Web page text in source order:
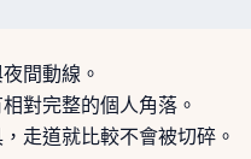
間動線。
對完整的個人角落。
走道就比較不會被切碎。